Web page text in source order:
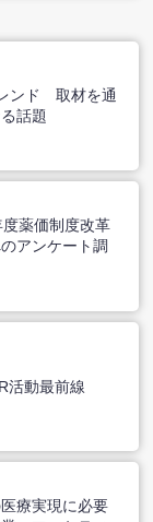
ンド 取材を通
話題
薬価制度改革
アンケート調
活動最前線
療実現に必要